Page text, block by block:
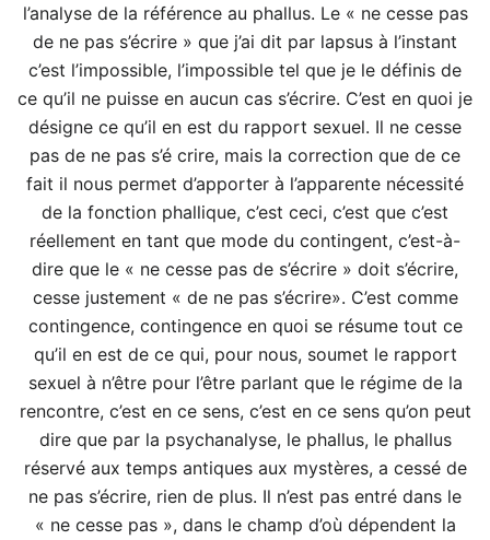
l’analyse de la référence au phallus. Le « ne cesse pas
de ne pas s’écrire » que j’ai dit par lapsus à l’instant
c’est l’impossible, l’impossible tel que je le définis de
ce qu’il ne puisse en aucun cas s’écrire. C’est en quoi je
désigne ce qu’il en est du rapport sexuel. Il ne cesse
pas de ne pas s’é crire, mais la correction que de ce
fait il nous permet d’apporter à l’apparente nécessité
de la fonction phallique, c’est ceci, c’est que c’est
réellement en tant que mode du contingent, c’est-à-
dire que le « ne cesse pas de s’écrire » doit s’écrire,
cesse justement « de ne pas s’écrire». C’est comme
contingence, contingence en quoi se résume tout ce
qu’il en est de ce qui, pour nous, soumet le rapport
sexuel à n’être pour l’être parlant que le régime de la
rencontre, c’est en ce sens, c’est en ce sens qu’on peut
dire que par la psychanalyse, le phallus, le phallus
réservé aux temps antiques aux mystères, a cessé de
ne pas s’écrire, rien de plus. Il n’est pas entré dans le
« ne cesse pas », dans le champ d’où dépendent la